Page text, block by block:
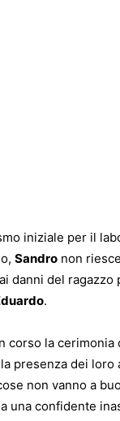
iniziale per il
Sandro non
danni del ragazzo
.
corso la cerimonia
presenza dei loro
non vanno a
una confidente